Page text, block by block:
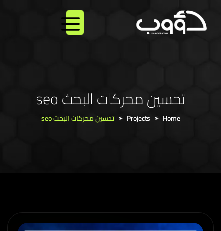
تحسين محركات البحث seo
Projects تحسين محركات البحث seo